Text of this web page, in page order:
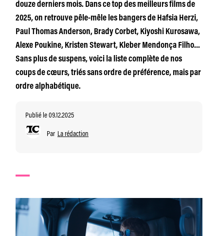
douze derniers mois. Dans ce top des meilleurs films de
2025, on retrouve pêle-mêle les bangers de Hafsia Herzi,
Paul Thomas Anderson, Brady Corbet, Kiyoshi Kurosawa,
Alexe Poukine, Kristen Stewart, Kleber Mendonça Filho…
Sans plus de suspens, voici la liste complète de nos
coups de cœurs, triés sans ordre de préférence, mais par
ordre alphabétique.
Publié le 09.12.2025
Par La rédaction